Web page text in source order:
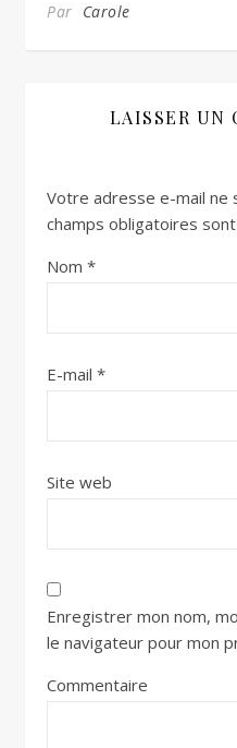
Par Carole
LAISSER UN
Votre adresse e-mail ne
champs obligatoires
Nom *
E-mail *
Site web
Enregistrer mon nom,
le navigateur pour mon
Commentaire